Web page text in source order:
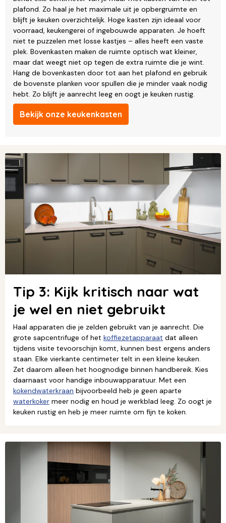
plafond. Zo haal je het maximale uit je opbergruimte en
blijft je keuken overzichtelijk. Hoge kasten zijn ideaal voor
voorraad, keukengerei of ingebouwde apparaten. Je hoeft
niet te puzzelen met losse kastjes – alles heeft een vaste
plek. Bovenkasten maken de ruimte optisch wat kleiner,
maar dat weegt niet op tegen de extra ruimte die je wint.
Hang de bovenkasten door tot aan het plafond en gebruik
de bovenste planken voor spullen die je minder vaak nodig
hebt. Zo blijft je aanrecht leeg en oogt je keuken rustig.
Bekijk onze keukenkasten
Tip 3: Kijk kritisch naar wat
je wel en niet gebruikt
Haal apparaten die je zelden gebruikt van je aanrecht. Die
grote sapcentrifuge of het koffiezetapparaat dat alleen
tijdens visite tevoorschijn komt, kunnen best ergens anders
staan. Elke vierkante centimeter telt in een kleine keuken.
Zet daarom alleen het hoognodige binnen handbereik. Kies
daarnaast voor handige inbouwapparatuur. Met een
kokendwaterkraan bijvoorbeeld heb je geen aparte
waterkoker meer nodig en houd je werkblad leeg. Zo oogt je
keuken rustig en heb je meer ruimte om fijn te koken.